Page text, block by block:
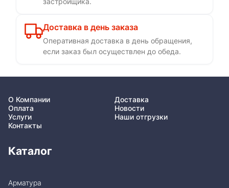
Доставка в день заказа
Оперативная доставка в день обращения,
если заказ был осуществлен до обеда.
О Компании
Доставка
Оплата
Новости
Услуги
Наши отгрузки
Контакты
Каталог
Арматура